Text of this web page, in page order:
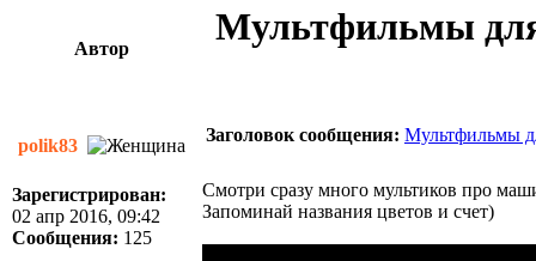
Автор
Мультфильмы
polik83
Заголовок сообщения: Мультфильмы
Зарегистрирован:
02 апр 2016, 09:42
Сообщения: 125
Смотри сразу много мультиков про
Запоминай названия цветов и счет)